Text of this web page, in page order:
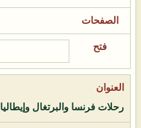
رحلات فرنسا والبرتغال وإيطاليا